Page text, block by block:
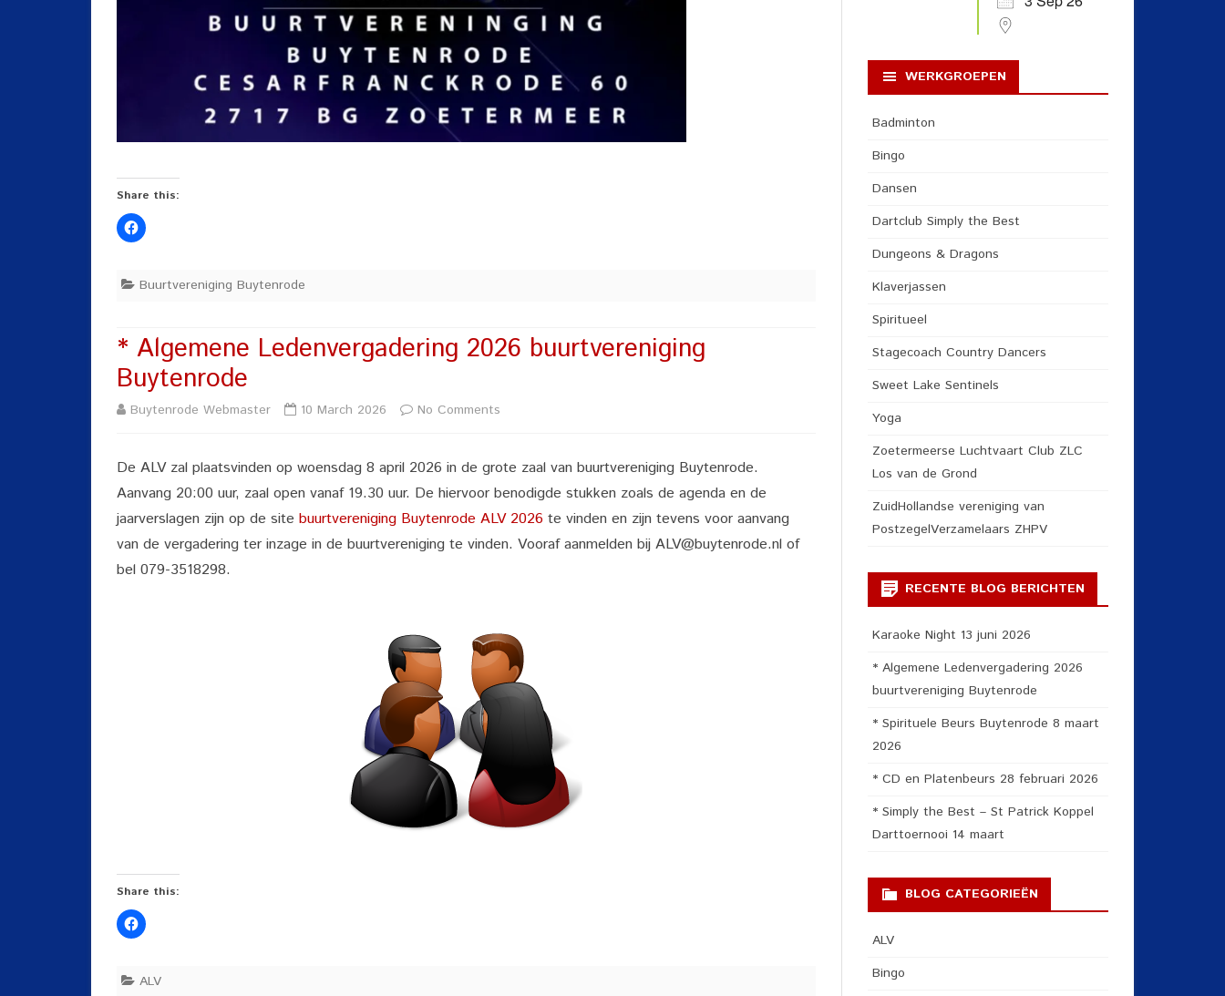
Share this:
Buurtvereniging Buytenrode
* Algemene Ledenvergadering 2026 buurtvereniging
Buytenrode
Buytenrode Webmaster 10 March 2026 No Comments
Algemene
Ledenvergadering
2026
De ALV zal plaatsvinden op woensdag 8 april 2026 in de grote zaal van buurtvereniging Buytenrode.
Aanvang 20:00 uur, zaal open vanaf 19.30 uur. De hiervoor benodigde stukken zoals de agenda en de
jaarverslagen zijn op de site buurtvereniging Buytenrode ALV 2026 te vinden en zijn tevens voor aanvang
van de vergadering ter inzage in de buurtvereniging te vinden. Vooraf aanmelden bij ALV@buytenrode.nl of
bel 079-3518298.
Share this:
ALV
WERKGROEPEN
Badminton
Bingo
Dansen
Dartclub Simply the Best
Dungeons & Dragons
Klaverjassen
Spiritueel
Stagecoach Country Dancers
Sweet Lake Sentinels
Yoga
Zoetermeerse Luchtvaart Club ZLC
Los van de Grond
ZuidHollandse vereniging van
PostzegelVerzamelaars ZHPV
RECENTE BLOG BERICHTEN
Karaoke Night 13 juni 2026
* Algemene Ledenvergadering 2026
buurtvereniging Buytenrode
* Spirituele Beurs Buytenrode 8 maart
2026
* CD en Platenbeurs 28 februari 2026
* Simply the Best – St Patrick Koppel
Darttoernooi 14 maart
BLOG CATEGORIEËN
ALV
Bingo